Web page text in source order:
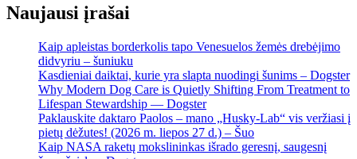
Naujausi įrašai
Kaip apleistas borderkolis tapo Venesuelos žemės drebėjimo
didvyriu – šuniuku
Kasdieniai daiktai, kurie yra slapta nuodingi šunims – Dogster
Why Modern Dog Care is Quietly Shifting From Treatment to
Lifespan Stewardship — Dogster
Paklauskite daktaro Paolos – mano „Husky-Lab“ vis veržiasi į
pietų dėžutes! (2026 m. liepos 27 d.) – Šuo
Kaip NASA raketų mokslininkas išrado geresnį, saugesnį